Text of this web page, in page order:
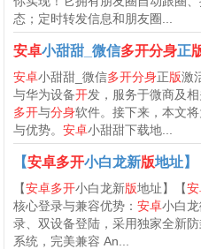
态；定时转发信息和朋友圈...
安卓小甜甜_微信多开分身正
安卓小甜甜_微信多开分身正版激
与华为设备开发，服务于微商及
多开与分身软件。接下来，本文
与优势。安卓小甜甜下载地...
【安卓多开小白龙新版地址】
【安卓多开小白龙新版地址】【
核心登录与兼容优势：安卓小白
录、双设备登陆，采用独家全新
系统，完美兼容 An...